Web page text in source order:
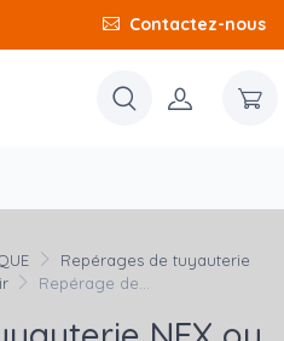
Contactez-nous
Repérages de tuyauterie
Repérage de...